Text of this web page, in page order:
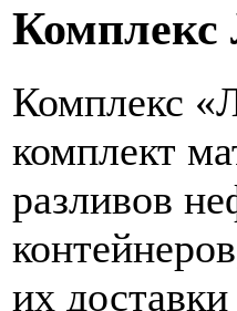
Комплекс
комплект
разливов
их